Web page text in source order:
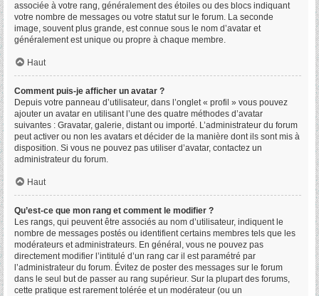
associée à votre rang, généralement des étoiles ou des blocs indiquant
votre nombre de messages ou votre statut sur le forum. La seconde
image, souvent plus grande, est connue sous le nom d’avatar et
généralement est unique ou propre à chaque membre.
Haut
Comment puis-je afficher un avatar ?
Depuis votre panneau d’utilisateur, dans l’onglet « profil » vous pouvez
ajouter un avatar en utilisant l’une des quatre méthodes d’avatar
suivantes : Gravatar, galerie, distant ou importé. L’administrateur du forum
peut activer ou non les avatars et décider de la manière dont ils sont mis à
disposition. Si vous ne pouvez pas utiliser d’avatar, contactez un
administrateur du forum.
Haut
Qu’est-ce que mon rang et comment le modifier ?
Les rangs, qui peuvent être associés au nom d’utilisateur, indiquent le
nombre de messages postés ou identifient certains membres tels que les
modérateurs et administrateurs. En général, vous ne pouvez pas
directement modifier l’intitulé d’un rang car il est paramétré par
l’administrateur du forum. Évitez de poster des messages sur le forum
dans le seul but de passer au rang supérieur. Sur la plupart des forums,
cette pratique est rarement tolérée et un modérateur (ou un